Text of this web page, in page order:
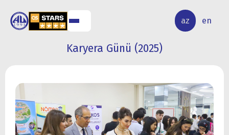
az en
ELMİ
TƏDQİQAT
Karyera Günü (2025)